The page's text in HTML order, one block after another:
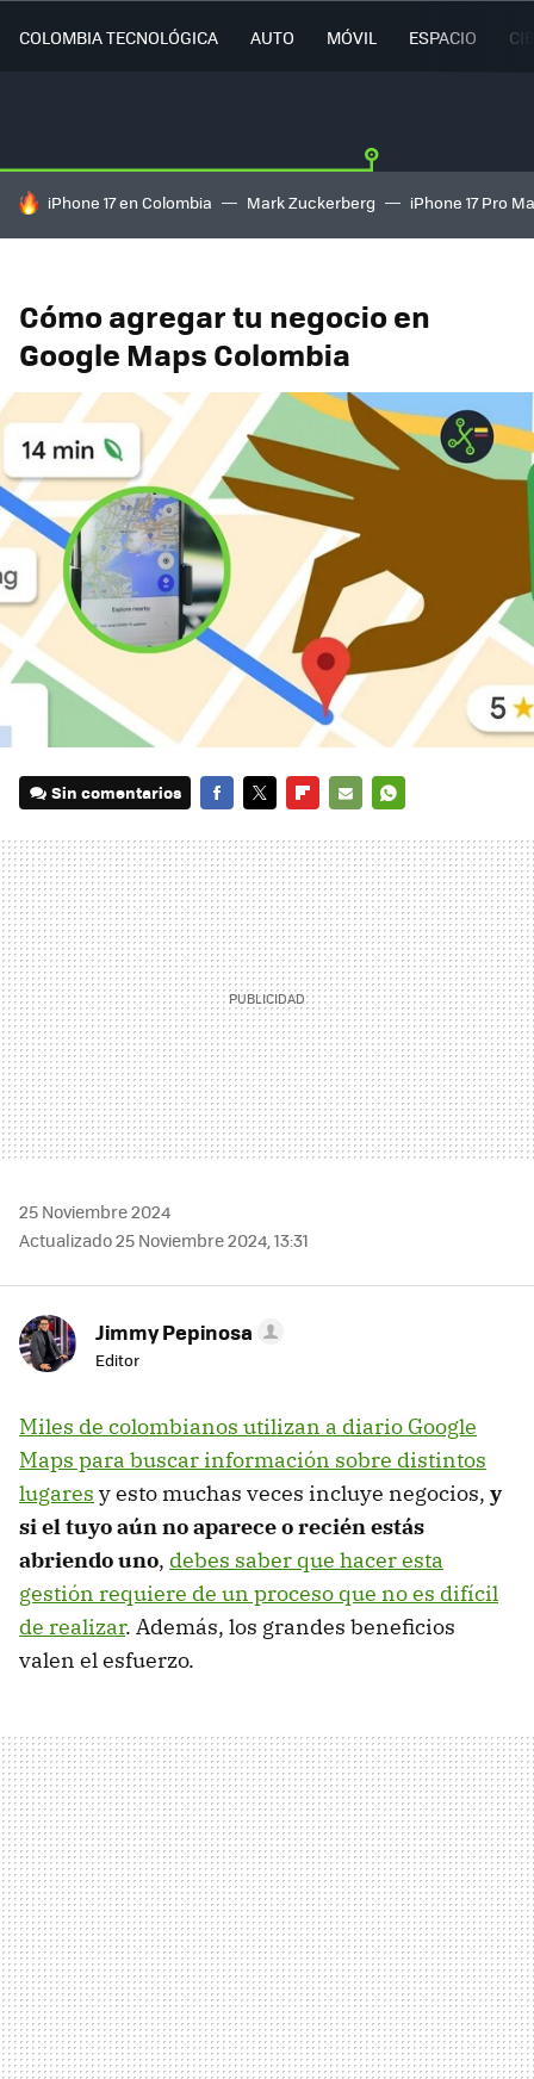
COLOMBIA TECNOLÓGICA AUTO MÓVIL ESPACIO
HOY SE HABLA DE
iPhone 17 en Colombia Mark Zuckerberg iPhone 17 Pro
Cómo agregar tu negocio en
Google Maps Colombia
Sin comentarios
MAIL
25 Noviembre 2024
Actualizado 25 Noviembre 2024, 13:31
Jimmy Pepinosa
Editor
Miles de colombianos utilizan a diario Google
Maps para buscar información sobre distintos
lugares y esto muchas veces incluye negocios, y
si el tuyo aún no aparece o recién estás
abriendo uno, debes saber que hacer esta
gestión requiere de un proceso que no es difícil
de realizar. Además, los grandes beneficios
valen el esfuerzo.